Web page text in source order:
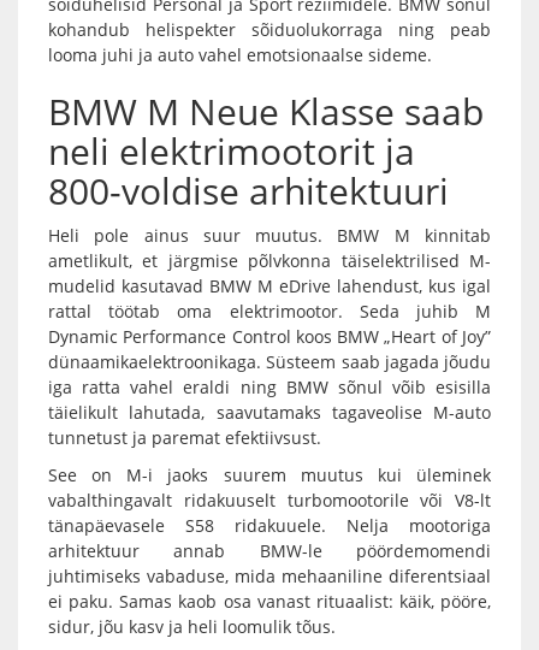
kohandub helispekter sõiduolukorraga ning peab
looma juhi ja auto vahel emotsionaalse sideme.
BMW M Neue Klasse saab
neli elektrimootorit ja
800-voldise arhitektuuri
Heli pole ainus suur muutus. BMW M kinnitab
ametlikult, et järgmise põlvkonna täiselektrilised M-
mudelid kasutavad BMW M eDrive lahendust, kus igal
rattal töötab oma elektrimootor. Seda juhib M
Dynamic Performance Control koos BMW „Heart of Joy”
dünaamikaelektroonikaga. Süsteem saab jagada jõudu
iga ratta vahel eraldi ning BMW sõnul võib esisilla
täielikult lahutada, saavutamaks tagaveolise M-auto
tunnetust ja paremat efektiivsust.
See on M-i jaoks suurem muutus kui üleminek
vabalthingavalt ridakuuselt turbomootorile või V8-lt
tänapäevasele S58 ridakuuele. Nelja mootoriga
arhitektuur annab BMW-le pöördemomendi
juhtimiseks vabaduse, mida mehaaniline diferentsiaal
ei paku. Samas kaob osa vanast rituaalist: käik, pööre,
sidur, jõu kasv ja heli loomulik tõus.